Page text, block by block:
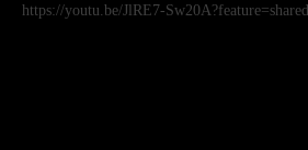
https://youtu.be/JlRE7-Sw20A?feature=shared